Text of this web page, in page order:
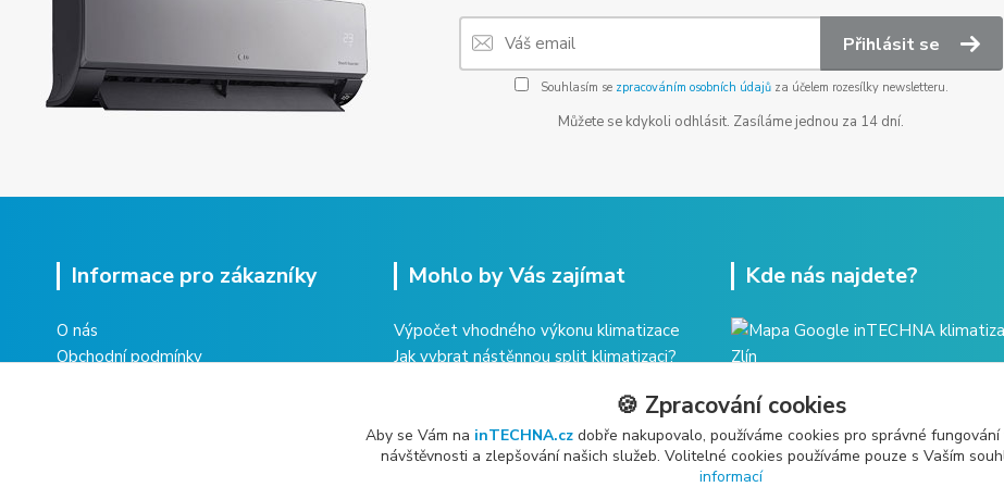
Přihlásit se
Souhlasím se zpracováním osobních údajůza účelem rozesílky newsletteru.
Můžete se kdykoli odhlásit. Zasíláme jednou za 14 dní.
Informace pro zákazníky
O nás
Obchodní podmínky
Mohlo by Vás zajímat
Výpočet vhodného výkonu klimatizace
Jak vybrat nástěnnou split klimatizaci?
Co obnáší údržba klimatizace?
Kde nás najdete?
🍪 Zpracování cookies
Aby se Vám na inTECHNA.cz dobře nakupovalo, používáme cookies pro správné
návštěvnosti a zlepšování našich služeb. Volitelné cookies používáme pouze s Vaším
informací